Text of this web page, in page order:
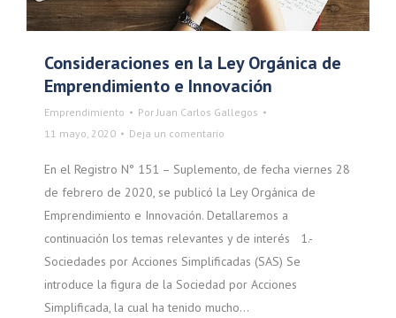
Consideraciones en la Ley Orgánica de
Emprendimiento e Innovación
Emprendimiento PorJuan Carlos Gallegos
11 mayo, 2020
Deja un comentario
En el Registro N° 151 – Suplemento, de fecha viernes 28
de febrero de 2020, se publicó la Ley Orgánica de
Emprendimiento e Innovación. Detallaremos a
continuación los temas relevantes y de interés 1.-
Sociedades por Acciones Simplificadas (SAS) Se
introduce la figura de la Sociedad por Acciones
Simplificada, la cual ha tenido mucho…